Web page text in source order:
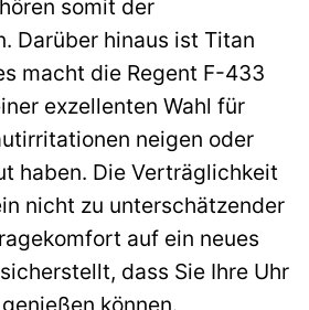
somit der
Darüber hinaus ist Titan
macht die Regent F-433
exzellenten Wahl für
neigen oder
haben. Die Verträglichkeit
nicht zu unterschätzender
auf ein neues
dass Sie Ihre Uhr
können.